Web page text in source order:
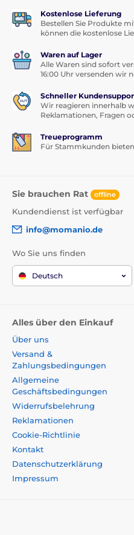
Kostenlose Lieferung
Bestellen Sie Produkte
können die kostenlose
Waren auf Lager
Alle Waren sind sofort
16:00 Uhr versenden wir
Schneller
Wir reagieren innerhalb
Reklamationen, Fragen
Treueprogramm
Für Stammkunden
Sie brauchen Rat offline
Kundendienst ist verfügbar
info@momanio.de
Wo Sie uns finden
Deutsch
Alles über den Einkauf
Über uns
Versand &
Zahlungsbedingungen
Allgemeine
Geschäftsbedingungen
Widerrufsbelehrung
Reklamationen
Cookie-Richtlinie
Kontakt
Datenschutzerklärung
Impressum